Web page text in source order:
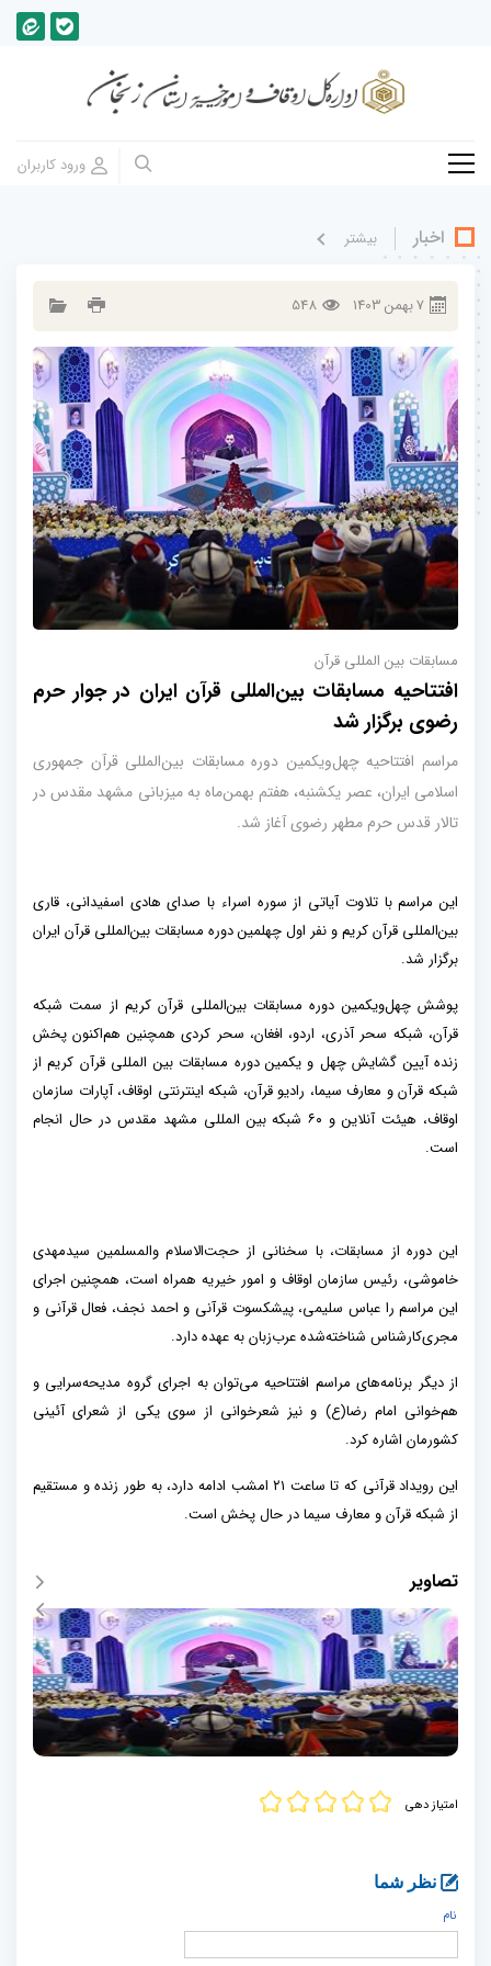
اخبار بيشتر
7بهمن1403
548
مسابقات بین المللی قرآن
افتتاحیه مسابقات بین‌المللی قرآن ایران در جوار حرم
رضوی برگزار شد
مراسم افتتاحیه چهل‌ویکمین دوره مسابقات بین‌المللی قرآن جمهوری
اسلامی ایران، عصر یکشنبه، هفتم بهمن‌ماه به میزبانی مشهد مقدس در
تالار قدس حرم مطهر رضوی آغاز شد.
این مراسم با تلاوت آیاتی از سوره اسراء با صدای هادی اسفیدانی، قاری
بین‌المللی قرآن کریم و نفر اول چهلمین دوره مسابقات بین‌المللی قرآن ایران
برگزار شد.
پوشش چهل‌ویکمین دوره مسابقات بین‌المللی قرآن کریم از سمت شبکه
قرآن، شبکه سحر آذری، اردو، افغان، سحر کردی همچنین هم‌اکنون پخش
زنده آیین گشایش چهل و یکمین دوره مسابقات بین المللی قرآن کریم از
شبکه قرآن و معارف سیما، رادیو قرآن، شبکه اینترنتی اوقاف، آپارات سازمان
اوقاف، هیئت آنلاین و ۶۰ شبکه بین المللی مشهد مقدس در حال انجام
است.
این دوره از مسابقات، با سخنانی از حجت‌الاسلام والمسلمین سیدمهدی
خاموشی، رئیس سازمان اوقاف و امور خیریه همراه است، همچنین اجرای
این مراسم را عباس سلیمی، پیشکسوت قرآنی و احمد نجف، فعال قرآنی و
مجری‌کارشناس شناخته‌شده عرب‌زبان به عهده دارد.
از دیگر برنامه‌های مراسم افتتاحیه می‌توان به اجرای گروه مدیحه‌سرایی و
هم‌خوانی امام رضا(ع) و نیز شعرخوانی از سوی یکی از شعرای آئینی
کشورمان اشاره کرد.
این رویداد قرآنی که تا ساعت ۲۱ امشب ادامه دارد، به طور زنده و مستقیم
از شبکه قرآن و معارف سیما در حال پخش است.
تصاویر
امتیاز دهی
نظر شما
نام